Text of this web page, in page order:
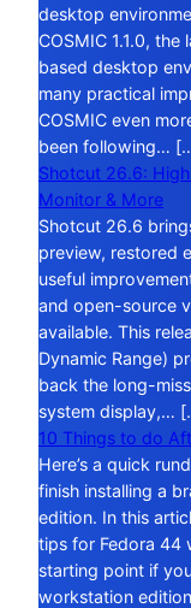
desktop
COSMIC 1.1.0,
based desktop
many practical
COSMIC even
been following…
Shotcut 26.6:
Monitor & More
Shotcut 26.6
preview, restored
useful
and open-source
available. This
Dynamic Range)
back the long-
system display,…
10 Things to do
Here’s a quick
finish installing a
edition. In this
tips for Fedora 44
starting point if
workstation